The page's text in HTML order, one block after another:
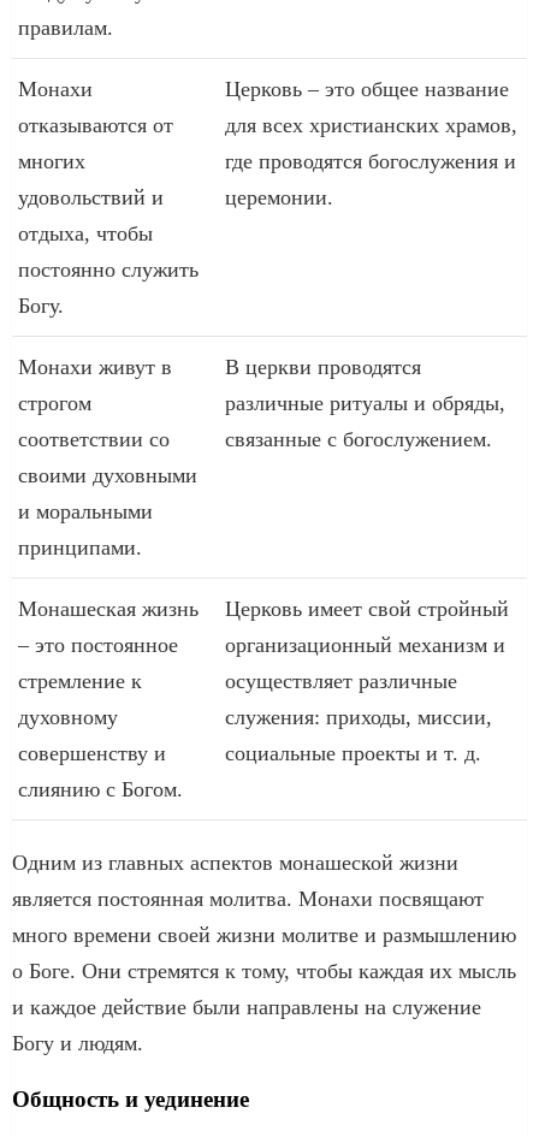
правилам.
Монахи
отказываются от
многих
удовольствий и
отдыха, чтобы
постоянно служить
Богу.
Церковь – это общее название
для всех христианских храмов,
где проводятся богослужения и
церемонии.
Монахи живут в
строгом
соответствии со
своими духовными
и моральными
принципами.
В церкви проводятся
различные ритуалы и обряды,
связанные с богослужением.
Монашеская жизнь
– это постоянное
стремление к
духовному
совершенству и
слиянию с Богом.
Церковь имеет свой стройный
организационный механизм и
осуществляет различные
служения: приходы, миссии,
социальные проекты и т. д.
Одним из главных аспектов монашеской жизни
является постоянная молитва. Монахи посвящают
много времени своей жизни молитве и размышлению
о Боге. Они стремятся к тому, чтобы каждая их мысль
и каждое действие были направлены на служение
Богу и людям.
Общность и уединение